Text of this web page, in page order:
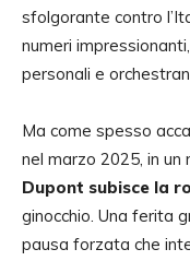
sfolgorante contro
numeri
personali e
Ma come spesso
nel marzo 2025, in un
Dupont subisce la
ginocchio. Una ferita
pausa forzata che